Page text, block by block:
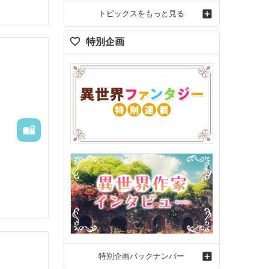
トピックスをもっと見る
特別企画
特別企画バックナンバー